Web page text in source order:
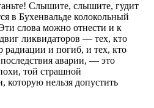
Слышите, слышите, гудит
в Бухенвальде колокольный
слова можно отнести и к
ликвидаторов — тех, кто
радиации и погиб, и тех, кто
аварии, — это
той страшной
которую нельзя допустить